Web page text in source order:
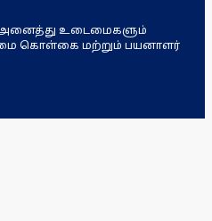
அனைத்து உடைமைகளும்
கொள்கை மற்றும் பயனாளர்